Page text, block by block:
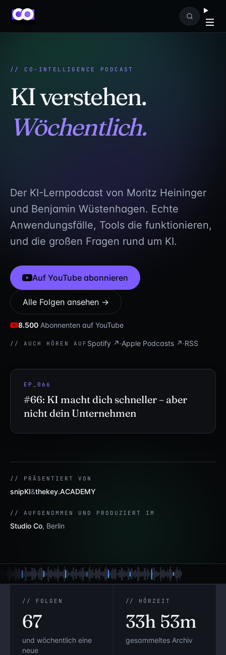
Zum Inhalt springen
// CO-INTELLIGENCE PODCAST
KI verstehen.
Wöchentlich.
Der KI-Lernpodcast von Moritz Heininger
und Benjamin Wüstenhagen. Echte
Anwendungsfälle, Tools die funktionieren,
und die großen Fragen rund um KI.
Auf YouTube abonnieren
Alle Folgen ansehen →
8.500 Abonnenten auf YouTube
// AUCH HÖREN AUF Spotify ↗·Apple Podcasts ↗·RSS
// NEUESTE FOLGE
EP_066
#66: KI macht dich schneller – aber
nicht dein Unternehmen
// PRÄSENTIERT VON
snipKI&thekey.ACADEMY
// AUFGENOMMEN UND PRODUZIERT IM
Studio Co, Berlin
// FOLGEN
67
und wöchentlich eine
neue
// HÖRZEIT
33h 53m
gesammeltes Archiv